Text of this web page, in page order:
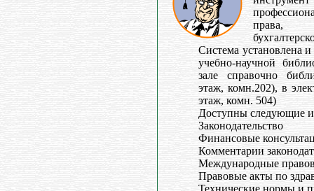
права,
Система установлена
учебно-научной
зале справочно
этаж, комн.202), в
этаж, комн. 504)
Доступны следующие
Законодательство
Финансовые
Комментарии
Международные
Правовые акты по
Технические нормы и